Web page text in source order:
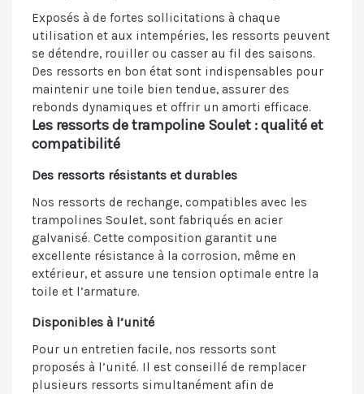
Exposés à de fortes sollicitations à chaque
utilisation et aux intempéries, les ressorts peuvent
se détendre, rouiller ou casser au fil des saisons.
Des ressorts en bon état sont indispensables pour
maintenir une toile bien tendue, assurer des
rebonds dynamiques et offrir un amorti efficace.
Les ressorts de trampoline Soulet : qualité et
compatibilité
Des ressorts résistants et durables
Nos ressorts de rechange, compatibles avec les
trampolines Soulet, sont fabriqués en acier
galvanisé. Cette composition garantit une
excellente résistance à la corrosion, même en
extérieur, et assure une tension optimale entre la
toile et l’armature.
Disponibles à l’unité
Pour un entretien facile, nos ressorts sont
proposés à l’unité. Il est conseillé de remplacer
plusieurs ressorts simultanément afin de